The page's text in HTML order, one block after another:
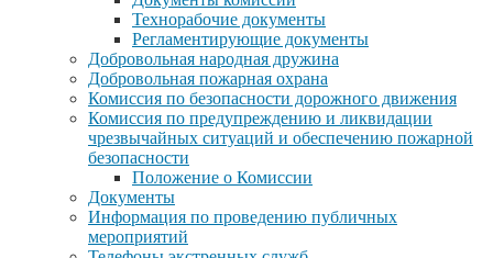
Технорабочие документы
Регламентирующие документы
Добровольная народная дружина
Добровольная пожарная охрана
Комиссия по безопасности дорожного движения
Комиссия по предупреждению и ликвидации
чрезвычайных ситуаций и обеспечению пожарной
безопасности
Положение о Комиссии
Документы
Информация по проведению публичных
мероприятий